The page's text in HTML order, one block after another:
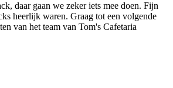
daar gaan we zeker iets mee doen. Fijn
heerlijk waren. Graag tot een volgende
van het team van Tom's Cafetaria